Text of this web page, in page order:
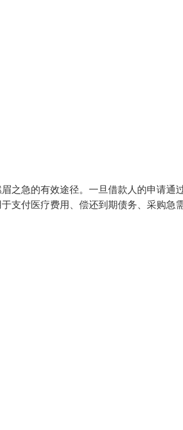
之急的有效途径。一旦借款人的申请通
支付医疗费用、偿还到期债务、采购急